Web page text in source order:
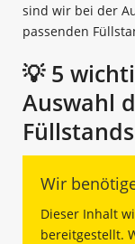
sind wir bei der
passenden
💡 5
Auswahl
Wir
Dieser Inhalt
bereitgestellt.